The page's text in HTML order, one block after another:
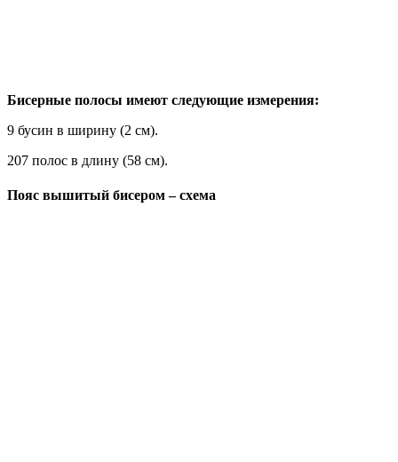
Бисерные полосы имеют следующие измерения:
9 бусин в ширину (2 см).
207 полос в длину (58 см).
Пояс вышитый бисером – схема